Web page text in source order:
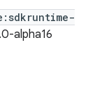
alpha16